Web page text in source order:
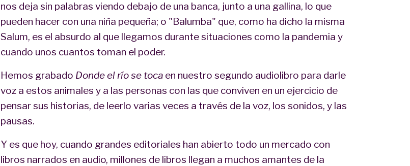
nos deja sin palabras viendo debajo de una banca, junto a una gallina, lo que
pueden hacer con una niña pequeña; o "Balumba" que, como ha dicho la misma
Salum, es el absurdo al que llegamos durante situaciones como la pandemia y
cuando unos cuantos toman el poder.
Hemos grabado Donde el río se toca en nuestro segundo audiolibro para darle
voz a estos animales y a las personas con las que conviven en un ejercicio de
pensar sus historias, de leerlo varias veces a través de la voz, los sonidos, y las
pausas.
Y es que hoy, cuando grandes editoriales han abierto todo un mercado con
libros narrados en audio, millones de libros llegan a muchos amantes de la